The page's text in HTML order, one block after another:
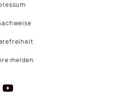
melden